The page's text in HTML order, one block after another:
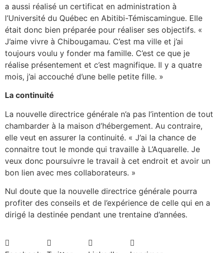
a aussi réalisé un certificat en administration à
l’Université du Québec en Abitibi-Témiscamingue. Elle
était donc bien préparée pour réaliser ses objectifs. «
J’aime vivre à Chibougamau. C’est ma ville et j’ai
toujours voulu y fonder ma famille. C’est ce que je
réalise présentement et c’est magnifique. Il y a quatre
mois, j’ai accouché d’une belle petite fille. »
La continuité
La nouvelle directrice générale n’a pas l’intention de tout
chambarder à la maison d’hébergement. Au contraire,
elle veut en assurer la continuité. « J’ai la chance de
connaitre tout le monde qui travaille à L’Aquarelle. Je
veux donc poursuivre le travail à cet endroit et avoir un
bon lien avec mes collaborateurs. »
Nul doute que la nouvelle directrice générale pourra
profiter des conseils et de l’expérience de celle qui en a
dirigé la destinée pendant une trentaine d’années.